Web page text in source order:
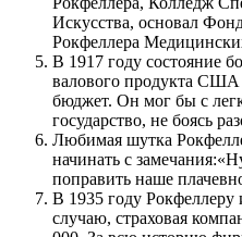
Искусства, основал
Рокфеллера
В 1917 году состояние
валового продукта
бюджет. Он мог бы с
государство, не боясь
Любимая шутка
начинать с
поправить наше
В 1935 году Рокфеллеру
случаю, страховая